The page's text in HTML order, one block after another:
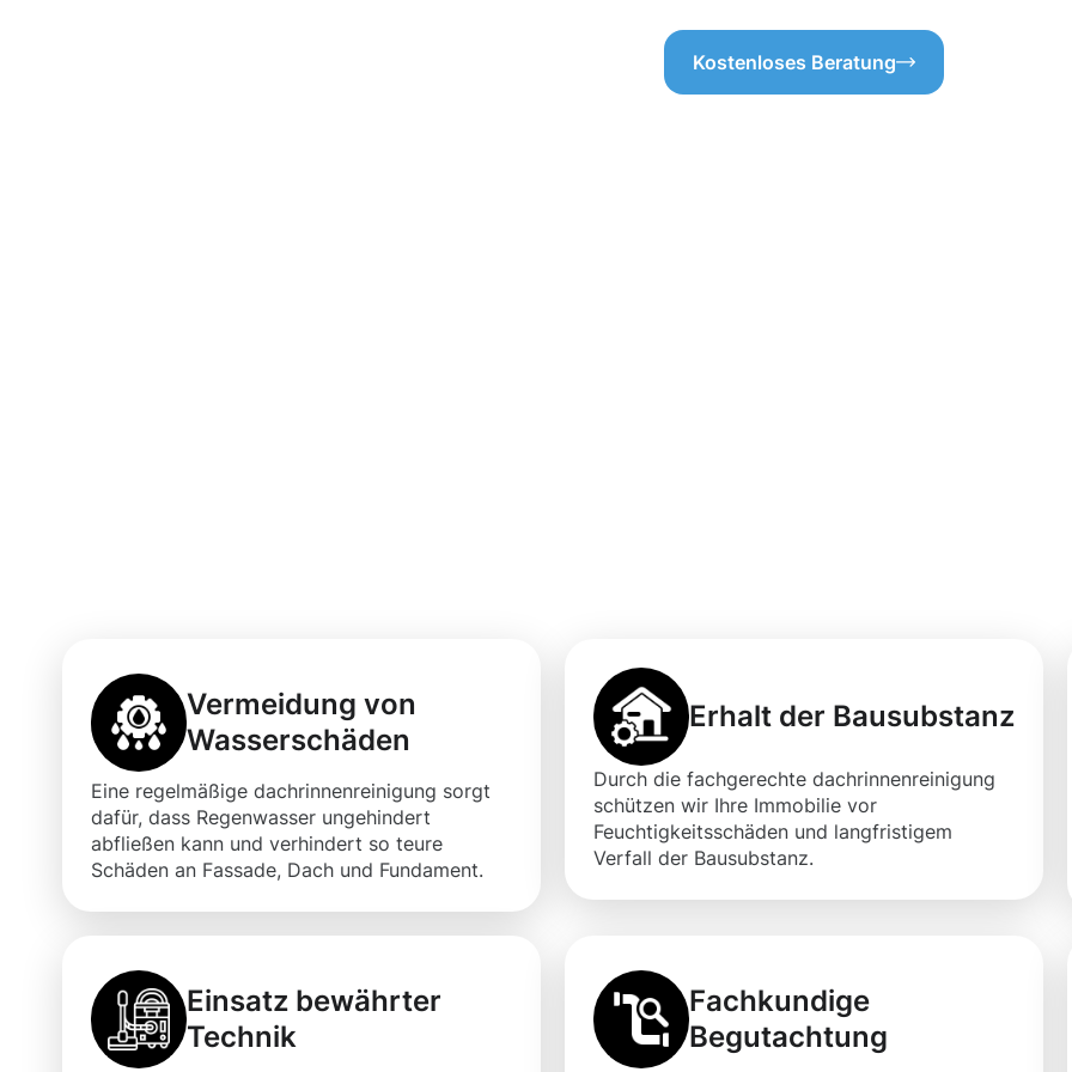
Kostenloses Beratung
Vermeidung von
Wasserschäden
Eine regelmäßige dachrinnenreinigung sorgt
dafür, dass Regenwasser ungehindert
abfließen kann und verhindert so teure
Schäden an Fassade, Dach und Fundament.
Erhalt der Bausubstanz
Durch die fachgerechte dachrinnenreinigung
schützen wir Ihre Immobilie vor
Feuchtigkeitsschäden und langfristigem
Verfall der Bausubstanz.
Einsatz bewährter
Technik
Fachkundige
Begutachtung